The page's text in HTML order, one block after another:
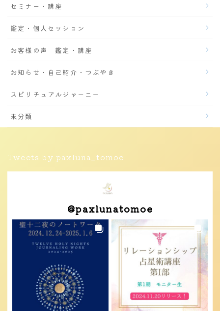
セミナー・講座
鑑定・個人セッション
お客様の声 鑑定・講座
お知らせ・自己紹介・つぶやき
スピリチュアルジャーニー
未分類
Tweets by paxluna_tomoe
@paxlunatomoe